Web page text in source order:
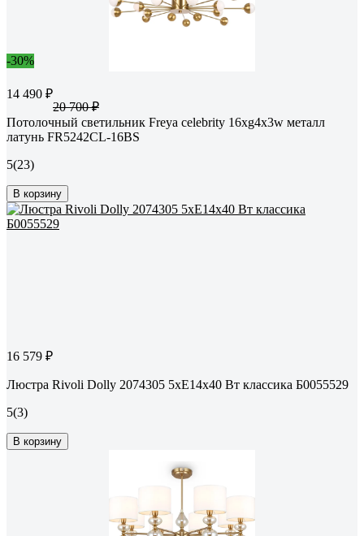
-30%
14 490 ₽
20 700 ₽
Потолочный светильник Freya celebrity 16хg4x3w металл
латунь FR5242CL-16BS
5(23)
В корзину
16 579 ₽
Люстра Rivoli Dolly 2074305 5хЕ14х40 Вт классика Б0055529
5(3)
В корзину